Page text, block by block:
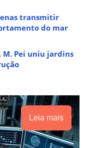
transmitir
do mar
M. Pei uniu jardins
Leia mais